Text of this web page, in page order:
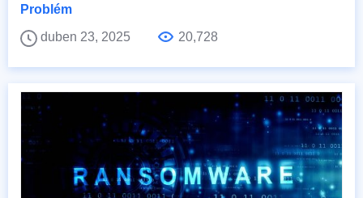
Problém
duben 23, 2025
20,728